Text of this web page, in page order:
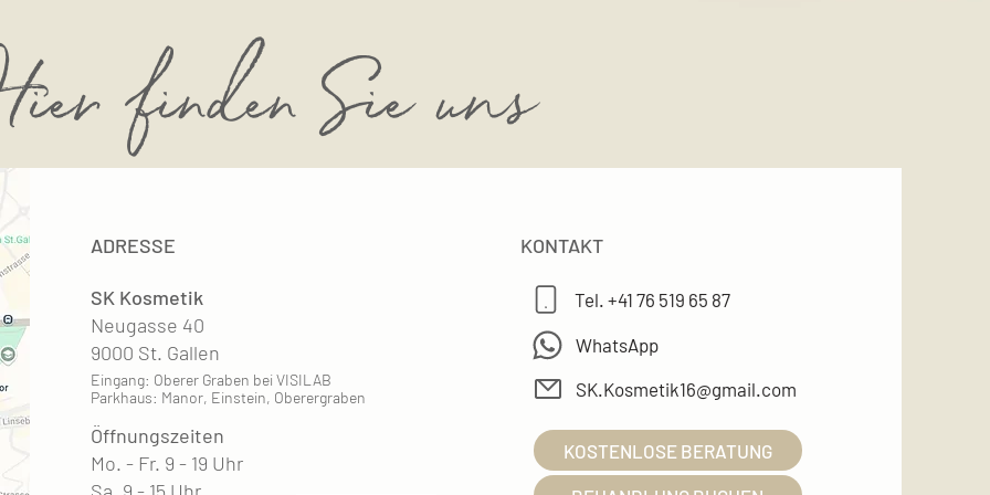
finden Sie uns
SK Kosmetik
Neugasse 40
9000 St. Gallen
Eingang: Oberer Graben bei VISILAB
Parkhaus: Manor, Einstein, Oberergraben
Öffnungszeiten
Mo. - Fr. 9 - 19 Uhr
KONTAKT
Tel. +41 76 519 65 87
WhatsApp
SK.Kosmetik16@gmail.com
KOSTENLOSE BERATUNG
ADRESSE